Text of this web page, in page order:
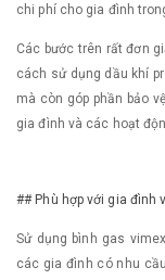
chi phí cho gia đình
Các bước trên rất đơn
cách sử dụng dầu khí
mà còn góp phần bảo
gia đình và các hoạt
## Phù hợp với gia đình
Sử dụng bình gas
các gia đình có nhu